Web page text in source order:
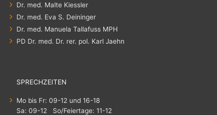
Dr. med. Malte Kiessler
Dr. med. Eva S. Deininger
Dr. med. Manuela Tallafuss MPH
PD Dr. med. Dr. rer. pol. Karl Jaehn
SPRECHZEITEN
Mo bis Fr: 09-12 und 16-18
Sa: 09-12 So/Feiertage: 11-12